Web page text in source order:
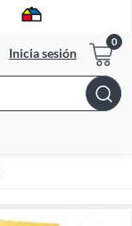
Inicia sesión